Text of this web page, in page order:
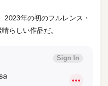
、2023年の初のフルレンス・
晴らしい作品だ。